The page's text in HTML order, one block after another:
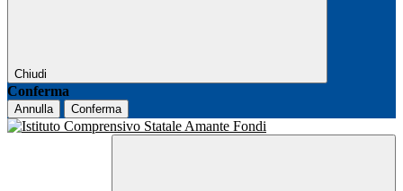
Chiudi
Conferma
Annulla Conferma